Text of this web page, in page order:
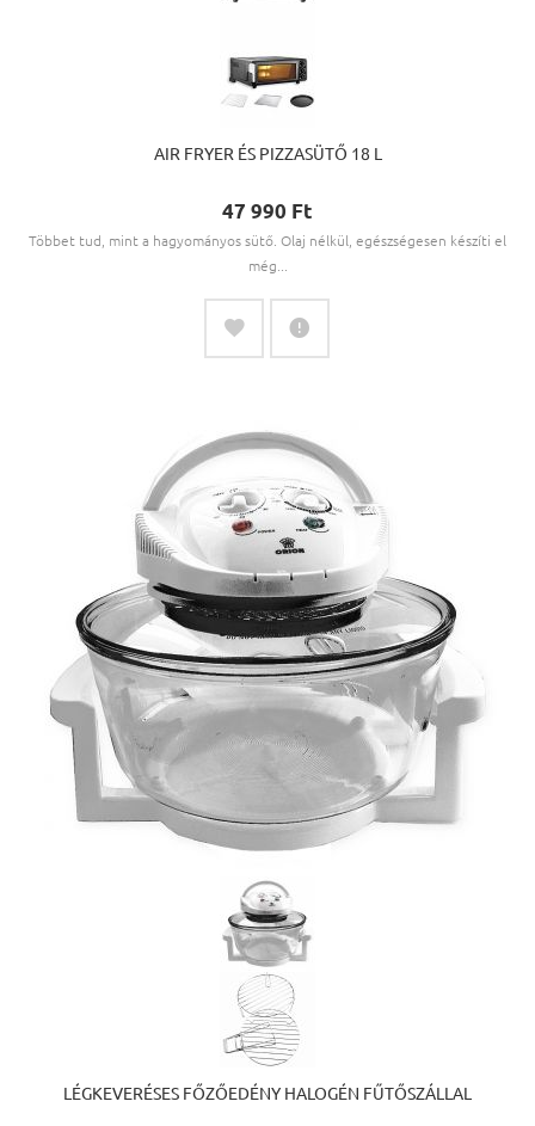
AIR FRYER ÉS PIZZASÜTŐ 18 L
47 990 Ft‎
Többet tud, mint a hagyományos sütő. Olaj nélkül, egészségesen készíti el
még...
LÉGKEVERÉSES FŐZŐEDÉNY HALOGÉN FŰTŐSZÁLLAL